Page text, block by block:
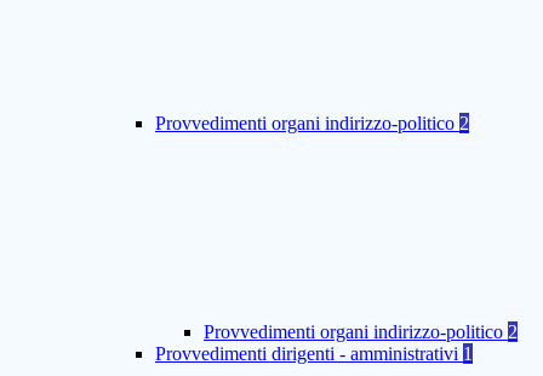
Provvedimenti organi indirizzo-politico 2
Provvedimenti organi indirizzo-politico 2
Provvedimenti dirigenti - amministrativi 1